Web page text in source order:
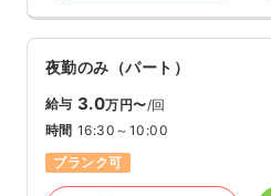
夜勤のみ（パート）
給与 3.0万円〜/回
時間 16:30～10:00
ブランク可